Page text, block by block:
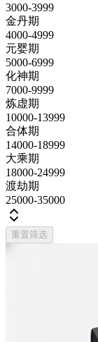
3000-3999
金丹期
4000-4999
元婴期
5000-6999
化神期
7000-9999
炼虚期
10000-13999
合体期
14000-18999
大乘期
18000-24999
渡劫期
25000-35000
重置筛选